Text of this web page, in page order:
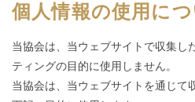
個人情報の使用に
当協会は、当ウェブサイトで収集し
ティングの目的に使用しません。
当協会は、当ウェブサイトを通じて